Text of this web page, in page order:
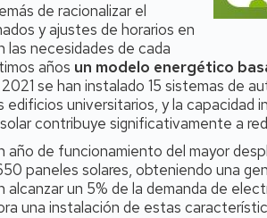
de racionalizar el
y ajustes de horarios en
las necesidades de cada
años un modelo energético
se han instalado 15 sistemas de
universitarios, y la capacidad
contribuye significativamente a
año de funcionamiento del mayor
paneles solares, obteniendo una
un 5% de la demanda de
una instalación de estas